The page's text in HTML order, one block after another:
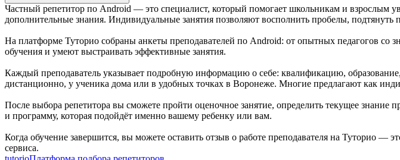
Частный репетитор по Android — это специалист, который помогает школьникам и взрослым
дополнительные знания. Индивидуальные занятия позволяют восполнить пробелы, подтянуть
На платформе Туторио собраны анкеты преподавателей по Android: от опытных педагогов
обучения и умеют выстраивать эффективные занятия.
Каждый преподаватель указывает подробную информацию о себе: квалификацию,
дистанционно, у ученика дома или в удобных точках в Воронеже. Многие предлагают как
После выбора репетитора вы сможете пройти оценочное занятие, определить текущее знание
и программу, которая подойдёт именно вашему ребенку или вам.
Когда обучение завершится, вы можете оставить отзыв о работе преподавателя на Туторио —
сервиса.